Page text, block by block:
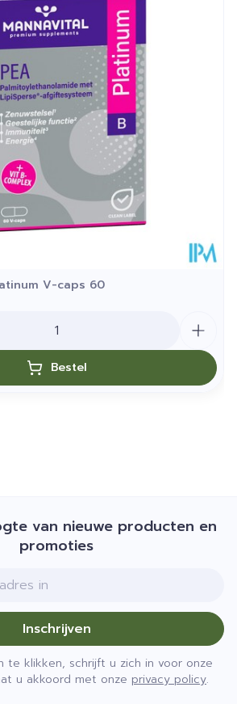
40 mm
50
Kamertemperatuur (15°C -
25°C)
V-caps 60
Bestel
van nieuwe producten en
promoties
Inschrijven
te klikken, schrijft u zich in voor onze
u akkoord met onze privacy policy.